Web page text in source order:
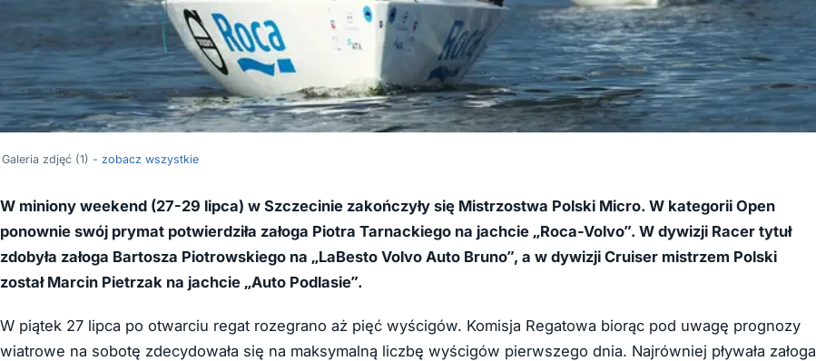
Galeria zdjęć (1) - zobacz wszystkie
W miniony weekend (27-29 lipca) w Szczecinie zakończyły się Mistrzostwa Polski Micro. W kategorii Open
ponownie swój prymat potwierdziła załoga Piotra Tarnackiego na jachcie „Roca-Volvo”. W dywizji Racer tytuł
zdobyła załoga Bartosza Piotrowskiego na „LaBesto Volvo Auto Bruno”, a w dywizji Cruiser mistrzem Polski
został Marcin Pietrzak na jachcie „Auto Podlasie”.
W piątek 27 lipca po otwarciu regat rozegrano aż pięć wyścigów. Komisja Regatowa biorąc pod uwagę prognozy
wiatrowe na sobotę zdecydowała się na maksymalną liczbę wyścigów pierwszego dnia. Najrówniej pływała załoga